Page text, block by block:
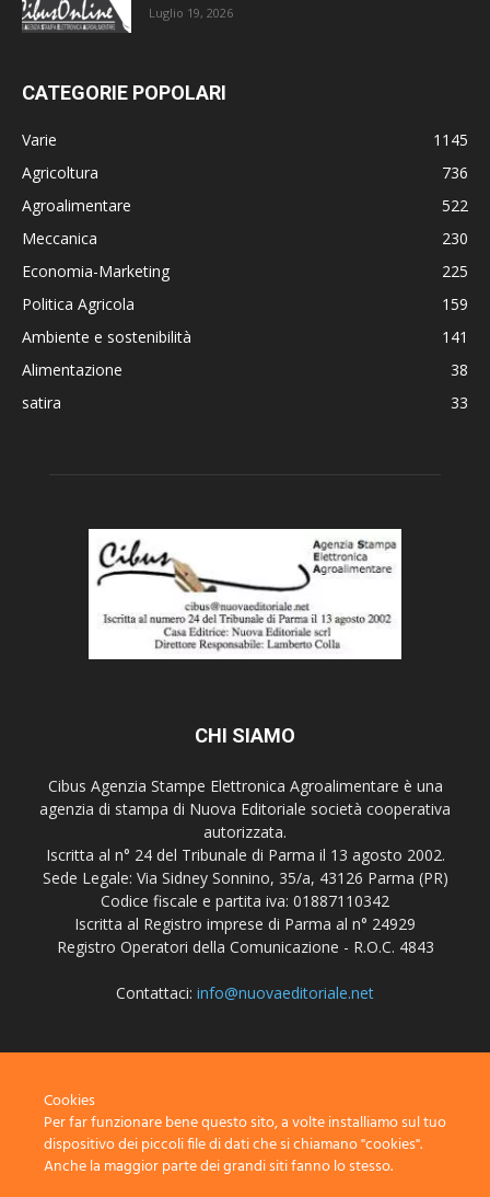
Luglio 19, 2026
CATEGORIE POPOLARI
Varie
1145
Agricoltura
736
Agroalimentare
522
Meccanica
230
Economia-Marketing
225
Politica Agricola
159
Ambiente e sostenibilità
141
Alimentazione
38
satira
33
CHI SIAMO
Cibus Agenzia Stampe Elettronica Agroalimentare è una
agenzia di stampa di Nuova Editoriale società cooperativa
autorizzata.
Iscritta al n° 24 del Tribunale di Parma il 13 agosto 2002.
Sede Legale: Via Sidney Sonnino, 35/a, 43126 Parma (PR)
Codice fiscale e partita iva: 01887110342
Iscritta al Registro imprese di Parma al n° 24929
Registro Operatori della Comunicazione - R.O.C. 4843
Contattaci: info@nuovaeditoriale.net
Cookies
Per far funzionare bene questo sito, a volte installiamo sul tuo
dispositivo dei piccoli file di dati che si chiamano "cookies".
Anche la maggior parte dei grandi siti fanno lo stesso.